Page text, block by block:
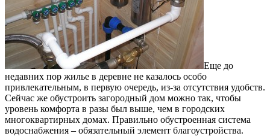
Еще до
недавних пор жилье в деревне не казалось особо
привлекательным, в первую очередь, из-за отсутствия удобств.
Сейчас же обустроить загородный дом можно так, чтобы
уровень комфорта в разы был выше, чем в городских
многоквартирных домах. Правильно обустроенная система
водоснабжения – обязательный элемент благоустройства.